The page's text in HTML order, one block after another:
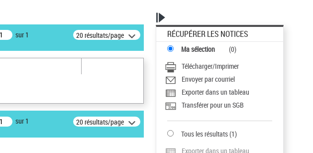
sur 1 20 résultats/page
sur 1 20 résultats/page
RÉCUPÉRER LES NOTICES
Ma sélection (0)
Télécharger/Imprimer
Envoyer par courriel
Exporter dans un tableau
Transférer pour un SGB
Tous les résultats(1)
Exporter dans un tableau